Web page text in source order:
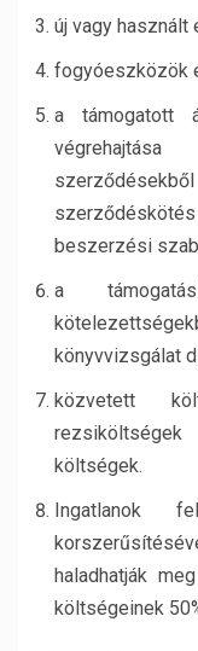
új vagy
fogyóeszközök
a támogatott
beszerzési
a
könyvvizsgálat
közvetett
költségek.
Ingatlanok
haladhatják
költségeinek